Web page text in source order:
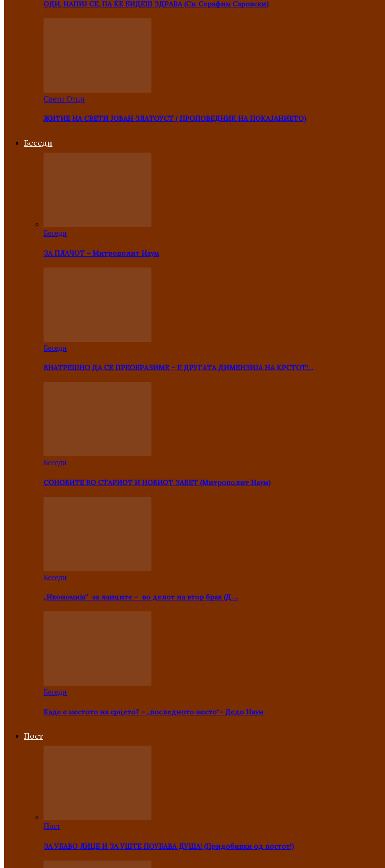
ОДИ, НАПИЈ СЕ, ПА ЌЕ БИДЕШ ЗДРАВА (Св. Серафим Саровски)
Свети Отци
ЖИТИЕ НА СВЕТИ ЈОВАН ЗЛАТОУСТ ( ПРОПОВЕДНИК НА ПОКАЈАНИЕТО)
Беседи
Беседи
ЗА ПЛАЧОТ – Митрополит Наум
Беседи
ВНАТРЕШНО ДА СЕ ПРЕОБРАЗИМЕ – Е ДРУГАТА ДИМЕНЗИЈА НА КРСТОТ!…
Беседи
СОНОВИТЕ ВО СТАРИОТ И НОВИОТ ЗАВЕТ (Митрополит Наум)
Беседи
„Икономија“ за лаиците – во делот на втор брак (Д….
Беседи
Каде е местото на срцето? – „последното место“- Дедо Наум
Пост
Пост
ЗА УБАВО ЛИЦЕ И ЗА УШТЕ ПОУБАВА ДУША! (Придобивки од постот!)